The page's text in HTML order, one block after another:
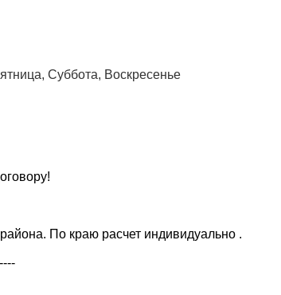
Суббота, Воскресенье
По краю расчет индивидуально .